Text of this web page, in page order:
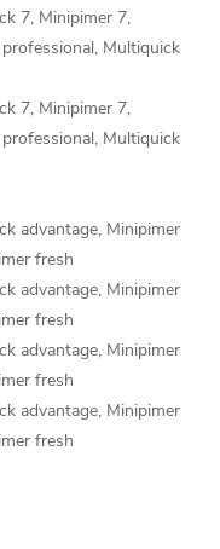
7, Minipimer 7,
Multiquick
7, Minipimer 7,
Multiquick
advantage, Minipimer
fresh
advantage, Minipimer
fresh
advantage, Minipimer
fresh
advantage, Minipimer
fresh